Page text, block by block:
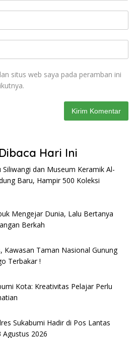
situs web saya pada peramban ini
Hari Ini
dan Museum Keramik Al-
Baru, Hampir 500 Koleksi
Mengejar Dunia, Lalu Bertanya
Berkah
Kawasan Taman Nasional Gunung
Terbakar !
Kota: Kreativitas Pelajar Perlu
Sukabumi Hadir di Pos Lantas
Agustus 2026